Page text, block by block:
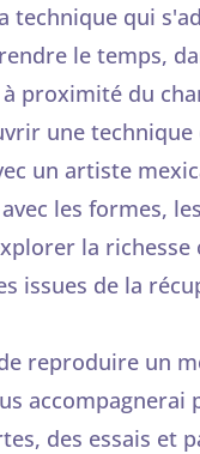
technique qui
le temps,
proximité du
une
un artiste
les formes,
la
issues de la
reproduire un
des essais et